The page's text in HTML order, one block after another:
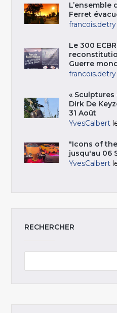
L’ensemble
Ferret
francois.detry
Le 300
Guerre
francois.detry
«
Dirk De
31 Août
YvesCalbert
"Icons of
jusqu'au 06
YvesCalbert
RECHERCHER